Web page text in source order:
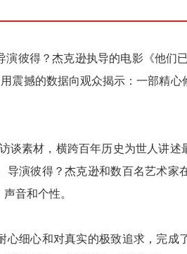
得？杰克逊执导的电影《他们
震撼的数据向观众揭示：一部精
素材，横跨百年历史为世人讲述
导演彼得？杰克逊和数百名艺术家
音和个性。
细心和对真实的极致追求，完成